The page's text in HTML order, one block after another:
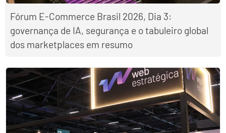
Fórum E-Commerce Brasil 2026, Dia 3:
governança de IA, segurança e o tabuleiro global
dos marketplaces em resumo